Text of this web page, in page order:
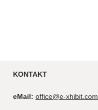
KONTAKT
eMail: office@e-xhibit.com